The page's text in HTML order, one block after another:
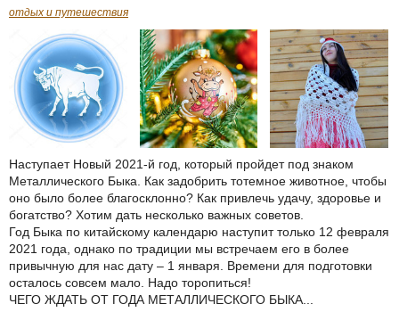
отдых и путешествия
Наступает Новый 2021-й год, который пройдет под знаком
Металлического Быка. Как задобрить тотемное животное, чтобы
оно было более благосклонно? Как привлечь удачу, здоровье и
богатство? Хотим дать несколько важных советов.
Год Быка по китайскому календарю наступит только 12 февраля
2021 года, однако по традиции мы встречаем его в более
привычную для нас дату – 1 января. Времени для подготовки
осталось совсем мало. Надо торопиться!
ЧЕГО ЖДАТЬ ОТ ГОДА МЕТАЛЛИЧЕСКОГО БЫКА...